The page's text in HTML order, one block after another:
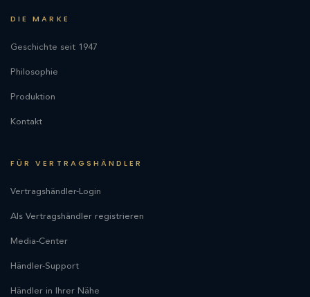
DIE MARKE
Geschichte seit 1947
Philosophie
Produktion
Kontakt
FÜR VERTRAGSHÄNDLER
Vertragshändler-Login
Als Vertragshändler registrieren
Media-Center
Händler-Support
Händler in Ihrer Nähe